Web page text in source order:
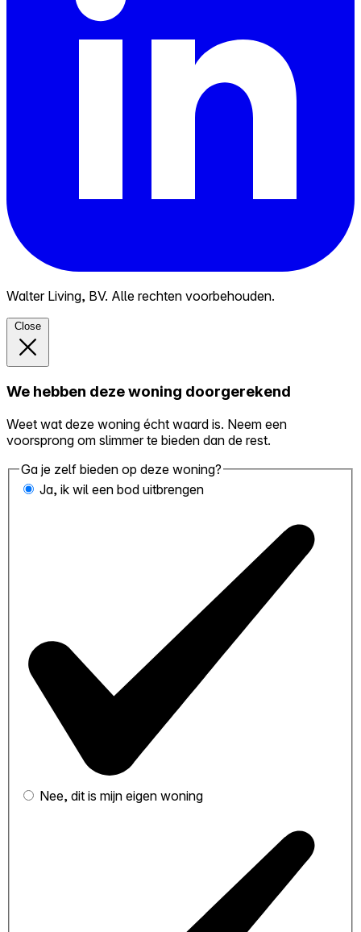
Walter Living, BV. Alle rechten voorbehouden.
Close
We hebben deze woning doorgerekend
Weet wat deze woning écht waard is. Neem een
voorsprong om slimmer te bieden dan de rest.
Ga je zelf bieden op deze woning?
Ja, ik wil een bod uitbrengen
Nee, dit is mijn eigen woning